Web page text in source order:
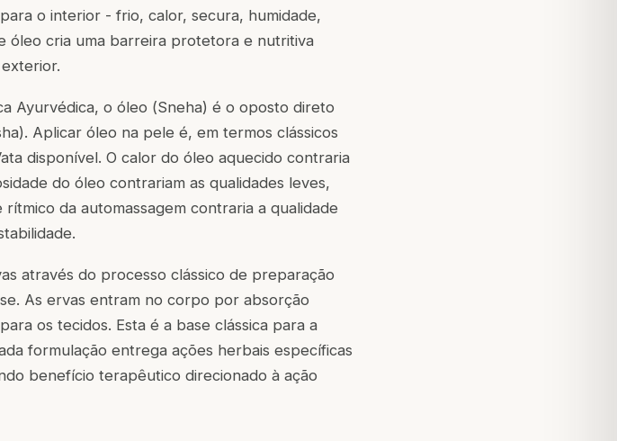
o interior - frio, calor, secura, humidade,
óleo cria uma barreira protetora e nutritiva
Ayurvédica, o óleo (Sneha) é o oposto direto
). Aplicar óleo na pele é, em termos clássicos
disponível. O calor do óleo aquecido contraria
do óleo contrariam as qualidades leves,
da automassagem contraria a qualidade
através do processo clássico de preparação
As ervas entram no corpo por absorção
os tecidos. Esta é a base clássica para a
formulação entrega ações herbais específicas
benefício terapêutico direcionado à ação